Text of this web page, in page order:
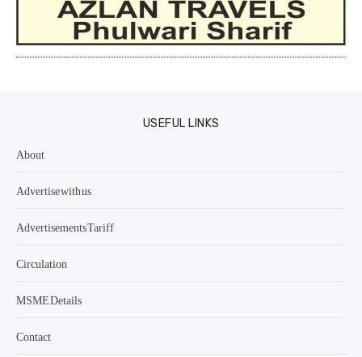
USEFUL LINKS
About
Advertise with us
Advertisements Tariff
Circulation
MSME Details
Contact